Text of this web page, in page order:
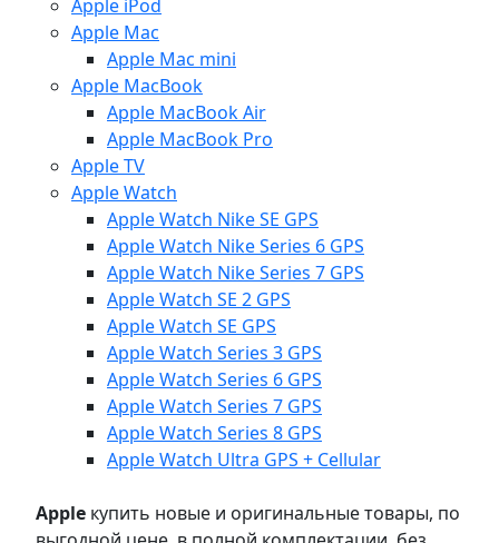
Apple iPod
Apple Mac
Apple Mac mini
Apple MacBook
Apple MacBook Air
Apple MacBook Pro
Apple TV
Apple Watch
Apple Watch Nike SE GPS
Apple Watch Nike Series 6 GPS
Apple Watch Nike Series 7 GPS
Apple Watch SE 2 GPS
Apple Watch SE GPS
Apple Watch Series 3 GPS
Apple Watch Series 6 GPS
Apple Watch Series 7 GPS
Apple Watch Series 8 GPS
Apple Watch Ultra GPS + Cellular
Apple купить новые и оригинальные товары, по